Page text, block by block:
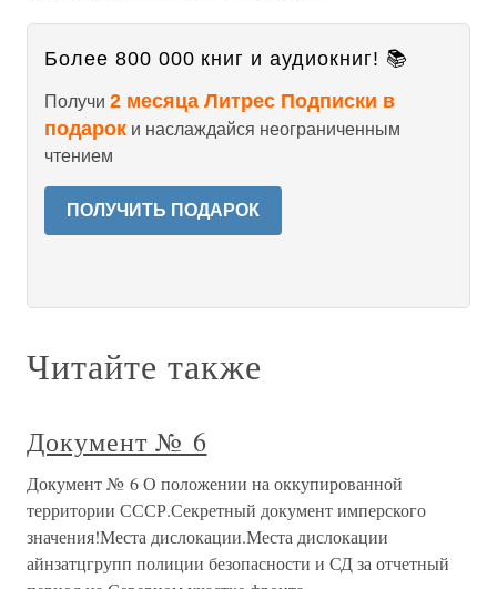
Более 800 000 книг и аудиокниг! 📚
Получи 2 месяца Литрес Подписки в
подарок и наслаждайся неограниченным
чтением
ПОЛУЧИТЬ ПОДАРОК
Читайте также
Документ № 6
Документ № 6 О положении на оккупированной
территории СССР.Секретный документ имперского
значения!Места дислокации.Места дислокации
айнзатцгрупп полиции безопасности и СД за отчетный